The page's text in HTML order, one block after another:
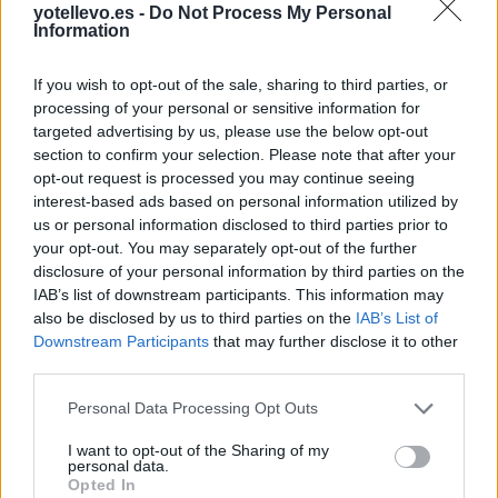
yotellevo.es - Do Not Process My Personal
Information
If you wish to opt-out of the sale, sharing to third parties, or
processing of your personal or sensitive information for
targeted advertising by us, please use the below opt-out
section to confirm your selection. Please note that after your
opt-out request is processed you may continue seeing
interest-based ads based on personal information utilized by
us or personal information disclosed to third parties prior to
your opt-out. You may separately opt-out of the further
disclosure of your personal information by third parties on the
IAB’s list of downstream participants. This information may
also be disclosed by us to third parties on the IAB’s List of
Downstream Participants that may further disclose it to other
Personal Data Processing Opt Outs
I want to opt-out of the Sharing of my
personal data.
Opted In
Resumen de datos de la ruta entre Lugo y
Canillas De Abajo Salamanca
Tipo de
combustible
Precio
por litro
Gasto
5l/100km
Gasto
7l/100km
Gasto
10l/100km
Gasolina 95
0,00€ 19l.-
0,00€
27l. -
0,00€
39l. - 0,00€
Gasolina 98 0,00€ 19l.-
0,00€
27l. -
0,00€
39l.- 0,00€
Gasoil 0,00€ 19l.-
0,00€
27l.-
0,00€
39l.- 0,00€
0,00€
0,00€